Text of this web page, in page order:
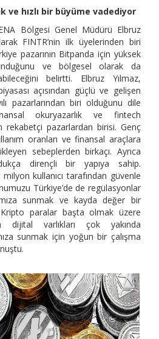
ve hızlı bir büyüme vadediyor
Bölgesi Genel Müdürü Elbruz
FINTR’nin ilk üyelerinden biri
pazarının Bitpanda için yüksek
ve bölgesel olarak da
belirtti. Elbruz Yılmaz,
açısından güçlü ve gelişen
pazarlarından biri olduğunu dile
okuryazarlık ve fintech
rekabetçi pazarlardan birisi. Genç
oranları ve finansal araçlara
sebeplerden birkaçı. Ayrıca
dirençli bir yapıya sahip.
kullanıcı tarafından güvenle
Türkiye’de de regülasyonlar
sunmak ve kayda değer bir
paralar başta olmak üzere
dijital varlıkları çok yakında
sunmak için yoğun bir çalışma